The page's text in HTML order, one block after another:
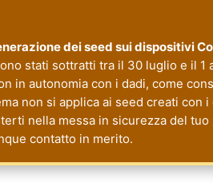
dei seed sui dispositivi
stati sottratti tra il 30 luglio e il 1
in autonomia con i dadi, come
non si applica ai seed creati
nella messa in sicurezza del
contatto in merito.